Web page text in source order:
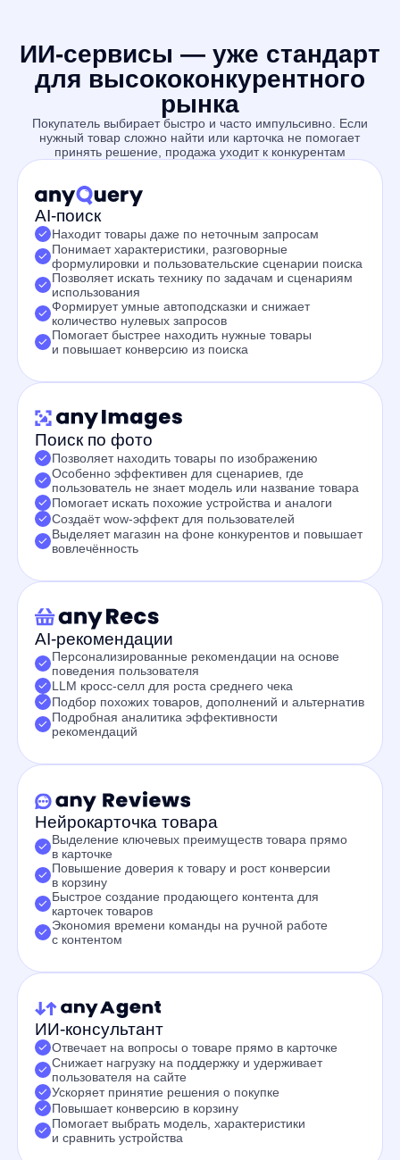
и повышает конверсию из поиска
Поиск по фото
Позволяет находить товары по изображению
Особенно эффективен для сценариев, где
Создаёт wow-эффект для пользователей
Выделяет магазин на фоне конкурентов и повышает
вовлечённость
AI-рекомендации
Персонализированные рекомендации на основе
поведения пользователя
LLM кросс-селл для роста среднего чека
Подбор похожих товаров, дополнений и альтернатив
Подробная аналитика эффективности
Нейрокарточка товара
Выделение ключевых преимуществ товара прямо
в карточке
Повышение доверия к товару и рост конверсии
в корзину
Быстрое создание продающего контента для
карточек товаров
Экономия времени команды на ручной работе
с контентом
ИИ-консультант
Отвечает на вопросы о товаре прямо в карточке
Снижает нагрузку на поддержку и удерживает
пользователя на сайте
Ускоряет принятие решения о покупке
Повышает конверсию в корзину
Помогает выбрать модель, характеристики
и сравнить устройства
Получить бесплатное демо
Технопарк и anyQuery:AI‑поиск, который
понимает намерение
Аккаунт-менеджер компании any
Haier: какanyReviews усилил карточку
товара идал +8% к конверсии
Каролина Пенгрин
Аккаунт-менеджер компании any